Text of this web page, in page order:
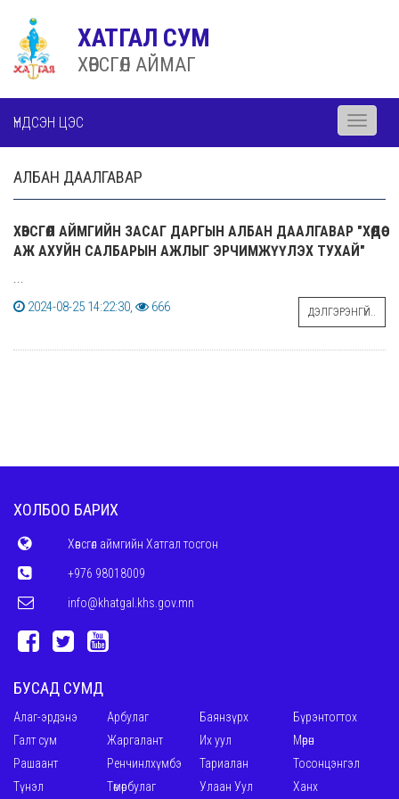
ХАТГАЛ СУМ
ХӨВСГӨЛ АЙМАГ
ҮНДСЭН ЦЭС
Toggle
АЛБАН ДААЛГАВАР
ХӨВСГӨЛ АЙМГИЙН ЗАСАГ ДАРГЫН АЛБАН ДААЛГАВАР "ХӨДӨӨ
АЖ АХУЙН САЛБАРЫН АЖЛЫГ ЭРЧИМЖҮҮЛЭХ ТУХАЙ"
...
2024-08-25 14:22:30,
666 ДЭЛГЭРЭНГҮЙ..
ХОЛБОО БАРИХ
Хөвсгөл аймгийн Хатгал тосгон
+976 98018009
info@khatgal.khs.gov.mn
БУСАД СУМД
Алаг-эрдэнэ Арбулаг Баянзүрх
Бүрэнтогтох
Галт сум
Жаргалант Их уул
Мөрөн
Рашаант
Ренчинлхүмбэ Тариалан
Тосонцэнгэл
Түнэл
Төмөрбулаг Улаан Уул Ханх